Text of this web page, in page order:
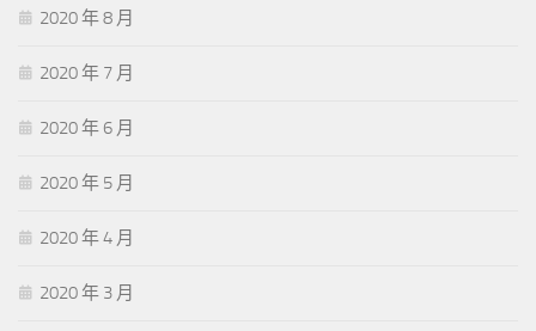
2020 年 8 月
2020 年 7 月
2020 年 6 月
2020 年 5 月
2020 年 4 月
2020 年 3 月